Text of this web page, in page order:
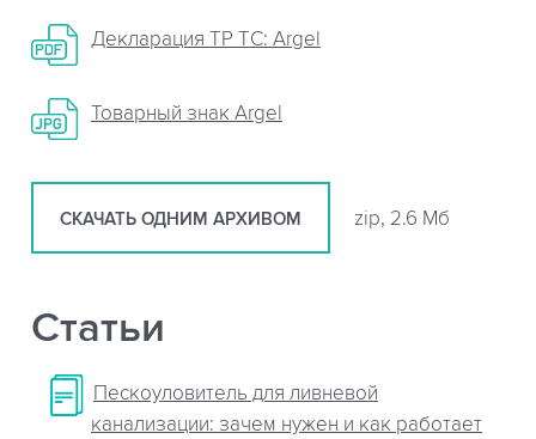
Декларация ТР ТС: Argel
Товарный знак Argel
СКАЧАТЬ ОДНИМ АРХИВОМ zip, 2.6 Мб
Статьи
Пескоуловитель для ливневой
канализации: зачем нужен и как работает